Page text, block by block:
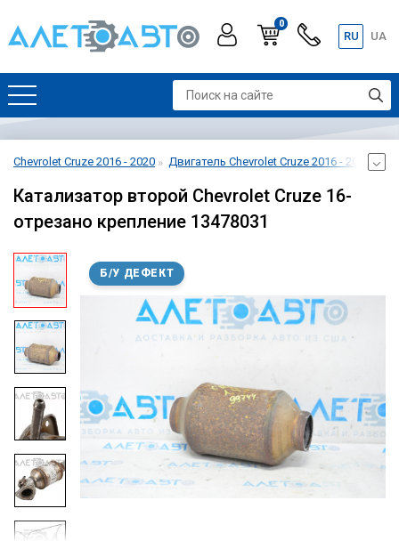
0
RU UA
Chevrolet Cruze 2016 - 2020 Двигатель Chevrolet Cruze 2016 - 2020
Катализатор второй Chevrolet Cruze 16-
отрезано крепление 13478031
Б/У ДЕФЕКТ